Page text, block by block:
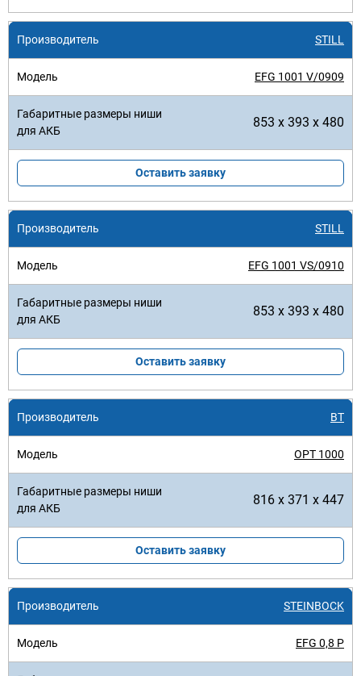
STILL
EFG 1001 V/0909
853 x 393 x 480
Оставить заявку
STILL
EFG 1001 VS/0910
853 x 393 x 480
Оставить заявку
BT
OPT 1000
816 x 371 x 447
Оставить заявку
STEINBOCK
EFG 0,8 P